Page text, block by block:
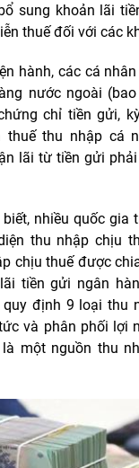
sung khoản lãi
thuế đối với các
hành, các cá
nước ngoài
chỉ tiền gửi,
thuế thu nhập cá
lãi từ tiền gửi
nhiều quốc gia
thu nhập chịu
chịu thuế được
tiền gửi ngân
quy định 9 loại thu
và phân phối lợi
một nguồn thu